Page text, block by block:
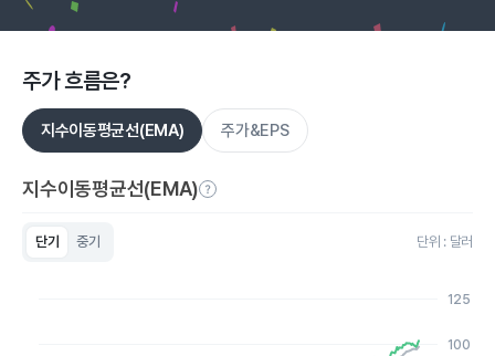
주가 흐름은?
지수이동평균선(EMA) 주가&EPS
지수이동평균선(EMA)
단기 중기 단위 : 달러
The chart has 1 X axis displaying Time. Data ranges from
100
125